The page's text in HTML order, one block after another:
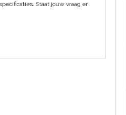
Staat jouw vraag er